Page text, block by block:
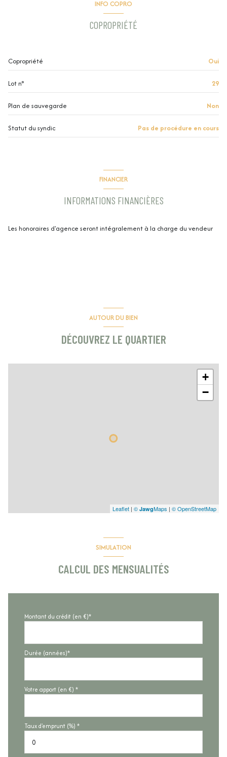
1 niveau(x)
2 étage(s)
INFO COPRO
COPROPRIÉTÉ
Copropriété Oui
Lot n° 29
Plan de sauvegarde Non
Statut du syndic Pas de procédure en cours
FINANCIER
INFORMATIONS FINANCIÈRES
Les honoraires d'agence seront intégralement à la charge du vendeur
AUTOUR DU BIEN
DÉCOUVREZ LE QUARTIER
+
−
Leaflet | © JawgMaps | © OpenStreetMap
SIMULATION
CALCUL DES MENSUALITÉS
Montant du crédit (en €)*
Durée (années)*
Votre apport (en €) *
Taux d'emprunt (%) *